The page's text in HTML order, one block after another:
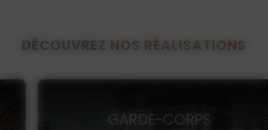
DÉCOUVREZ NOS RÉALISATIONS
GARDE-CORPS